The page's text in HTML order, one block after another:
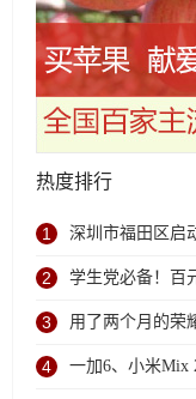
热度排行
1 深圳市福田区启
2 学生党必备！百
iPad成为学习神
3 用了两个月的荣
今天终于一吐为
4 一加6、小米Mix